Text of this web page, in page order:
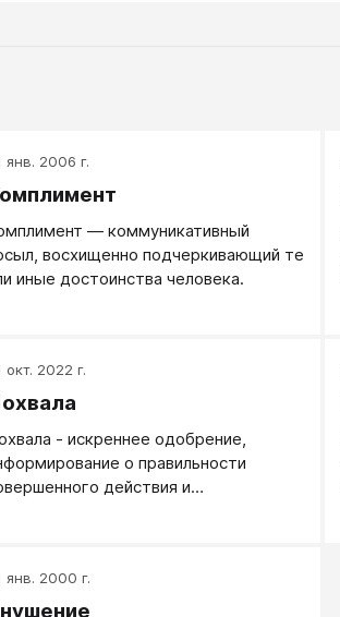
янв. 2006 г.
— коммуникативный
восхищенно подчеркивающий те
иные достоинства человека.
окт. 2022 г.
- искреннее одобрение,
о правильности
действия и
янв. 2000 г.